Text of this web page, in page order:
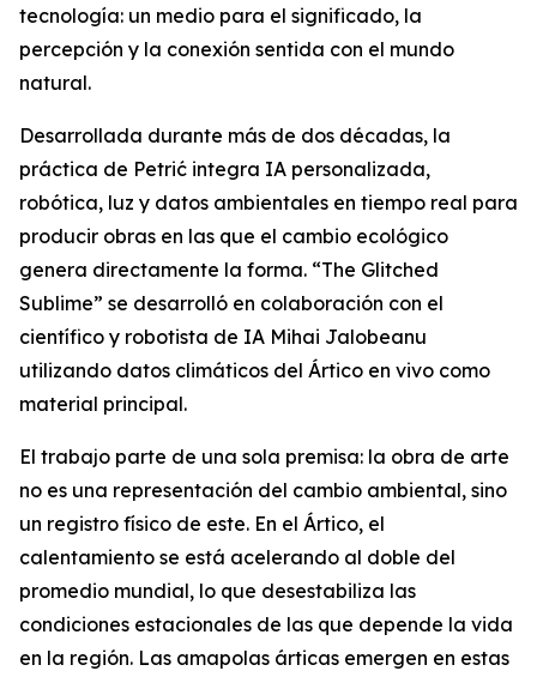
tecnología: un medio para el significado, la
percepción y la conexión sentida con el mundo
natural.
Desarrollada durante más de dos décadas, la
práctica de Petrić integra IA personalizada,
robótica, luz y datos ambientales en tiempo real para
producir obras en las que el cambio ecológico
genera directamente la forma. “The Glitched
Sublime” se desarrolló en colaboración con el
científico y robotista de IA Mihai Jalobeanu
utilizando datos climáticos del Ártico en vivo como
material principal.
El trabajo parte de una sola premisa: la obra de arte
no es una representación del cambio ambiental, sino
un registro físico de este. En el Ártico, el
calentamiento se está acelerando al doble del
promedio mundial, lo que desestabiliza las
condiciones estacionales de las que depende la vida
en la región. Las amapolas árticas emergen en estas